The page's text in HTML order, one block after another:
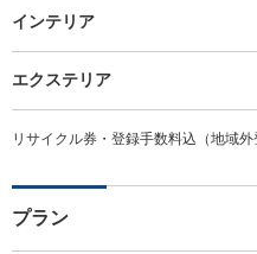
インテリア
エクステリア
リサイクル券・登録手数料込（地域
プラン